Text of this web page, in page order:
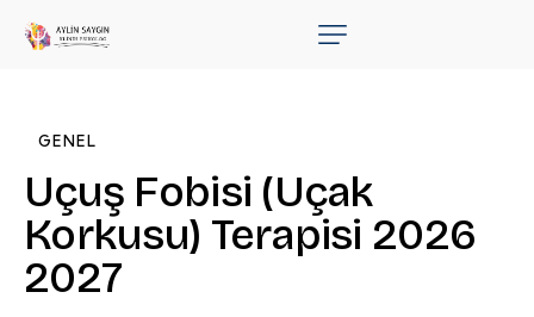
GENEL
Uçuş Fobisi (Uçak
Korkusu) Terapisi 2026
2027